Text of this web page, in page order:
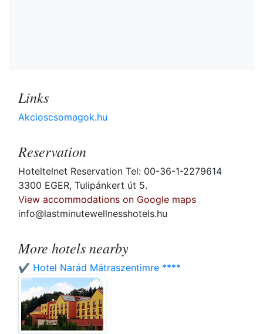
Links
Akcioscsomagok.hu
Reservation
Hoteltelnet Reservation Tel: 00-36-1-2279614
3300 EGER, Tulipánkert út 5.
View accommodations on Google maps
info@lastminutewellnesshotels.hu
More hotels nearby
✔️ Hotel Narád Mátraszentimre ****